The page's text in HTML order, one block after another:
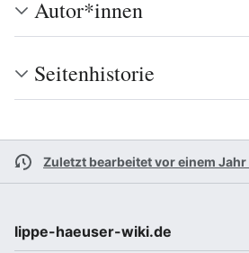
Autor*innen
Seitenhistorie
Zuletzt bearbeitet vor einem Jahr
lippe-haeuser-wiki.de